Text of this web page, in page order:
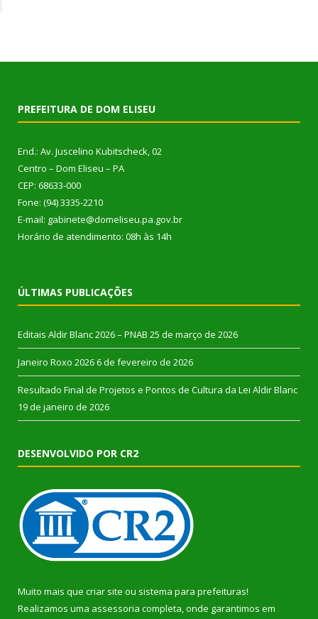
PREFEITURA DE DOM ELISEU
End.: Av. Juscelino Kubitscheck, 02
Centro – Dom Eliseu – PA
CEP: 68633-000
Fone: (94) 3335-2210
E-mail: gabinete@domeliseu.pa.gov.br
Horário de atendimento: 08h às 14h
ÚLTIMAS PUBLICAÇÕES
Editais Aldir Blanc 2026 – PNAB 25 de março de 2026
Janeiro Roxo 2026 6 de fevereiro de 2026
Resultado Final de Projetos e Pontos de Cultura da Lei Aldir Blanc
19 de janeiro de 2026
DESENVOLVIDO POR CR2
Muito mais que criar site ou sistema para prefeituras!
Realizamos uma assessoria completa, onde garantimos em